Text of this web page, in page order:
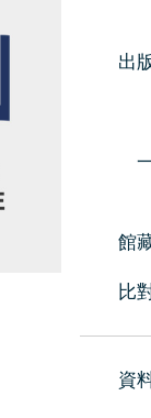
出
館
比
資